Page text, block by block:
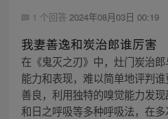
1 个回答 2024年08月03日 00:19
我妻善逸和炭治郎谁厉害
在《鬼灭之刃》中，灶门炭治
能力和表现，难以简单地评判
善良，利用独特的嗅觉能力发
和日之呼吸等多种呼吸法，在